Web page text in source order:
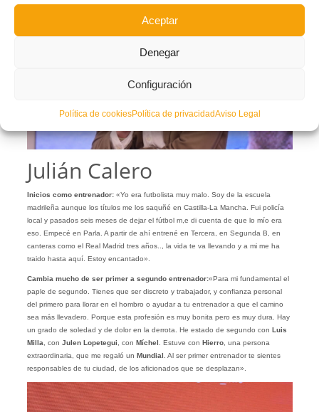
Aceptar
Denegar
Configuración
Política de cookiesPolítica de privacidadAviso Legal
Julián Calero
Inicios como entrenador: «Yo era futbolista muy malo. Soy de la escuela
madrileña aunque los títulos me los saquñé en Castilla-La Mancha. Fui policía
local y pasados seis meses de dejar el fútbol m,e di cuenta de que lo mío era
eso. Empecé en Parla. A partir de ahí entrené en Tercera, en Segunda B, en
canteras como el Real Madrid tres años.., la vida te va llevando y a mi me ha
traido hasta aquí. Estoy encantado».
Cambia mucho de ser primer a segundo entrenador:«Para mi fundamental el
paple de segundo. Tienes que ser discreto y trabajador, y confianza personal
del primero para llorar en el hombro o ayudar a tu entrenador a que el camino
sea más llevadero. Porque esta profesión es muy bonita pero es muy dura. Hay
un grado de soledad y de dolor en la derrota. He estado de segundo con Luis
Milla , con Julen Lopetegui , con Míchel . Estuve con Hierro, una persona
extraordinaria, que me regaló un Mundial . Al ser primer entrenador te sientes
responsables de tu ciudad, de los aficionados que se desplazan».